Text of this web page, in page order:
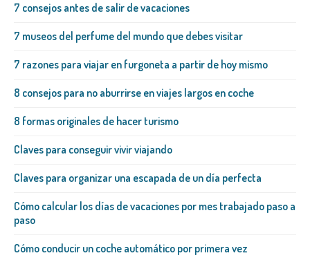
7 consejos antes de salir de vacaciones
7 museos del perfume del mundo que debes visitar
7 razones para viajar en furgoneta a partir de hoy mismo
8 consejos para no aburrirse en viajes largos en coche
8 formas originales de hacer turismo
Claves para conseguir vivir viajando
Claves para organizar una escapada de un día perfecta
Cómo calcular los días de vacaciones por mes trabajado paso a
paso
Cómo conducir un coche automático por primera vez